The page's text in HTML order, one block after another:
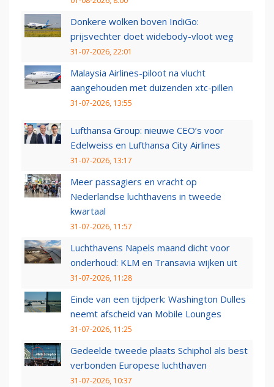
Donkere wolken boven IndiGo:
prijsvechter doet widebody-vloot weg
31-07-2026, 22:01
Malaysia Airlines-piloot na vlucht
aangehouden met duizenden xtc-pillen
31-07-2026, 13:55
Lufthansa Group: nieuwe CEO’s voor
Edelweiss en Lufthansa City Airlines
31-07-2026, 13:17
Meer passagiers en vracht op
Nederlandse luchthavens in tweede
kwartaal
31-07-2026, 11:57
Luchthavens Napels maand dicht voor
onderhoud: KLM en Transavia wijken uit
31-07-2026, 11:28
Einde van een tijdperk: Washington Dulles
neemt afscheid van Mobile Lounges
31-07-2026, 11:25
Gedeelde tweede plaats Schiphol als best
verbonden Europese luchthaven
31-07-2026, 10:37